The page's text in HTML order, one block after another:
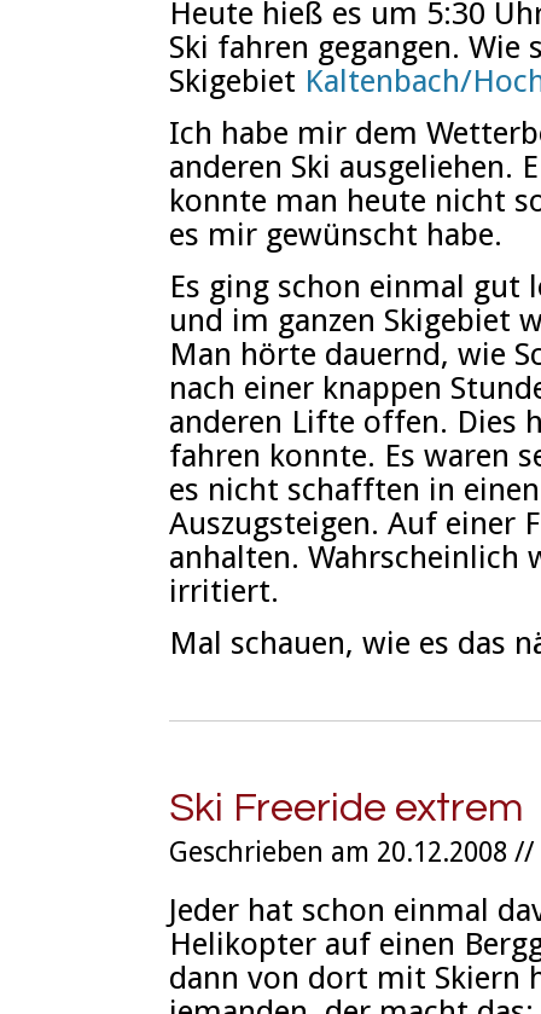
Heute hieß es um 5:30
Ski fahren gegangen.
Skigebiet Kaltenbach/
Ich habe mir dem
anderen Ski ausgeliehen.
konnte man heute nicht
es mir gewünscht habe.
Es ging schon einmal gut
und im ganzen Skigebiet
Man hörte dauernd, wie
nach einer knappen
anderen Lifte offen. Dies
fahren konnte. Es waren
es nicht schafften in
Auszugsteigen. Auf einer
anhalten. Wahrscheinlich
irritiert.
Mal schauen, wie es das
Ski Freeride extrem
Geschrieben am 20.12.2008 //
Jeder hat schon einmal
Helikopter auf einen
dann von dort mit Skiern